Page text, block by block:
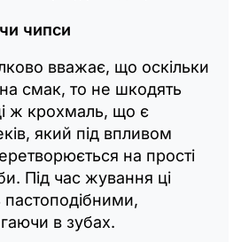
чипси
вважає, що оскільки
смак, то не шкодять
ж крохмаль, що є
який під впливом
на прості
Під час жування ці
в зубах.